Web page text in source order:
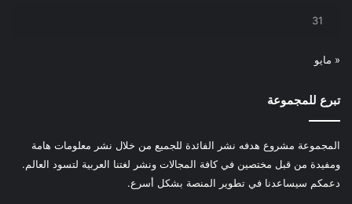
31
« مايو
تبرع للمجموعة
المجموعة مشروع هدفه نشر الفائدة للجميع من خلال نشر معلومات هامة
ومفيدة من قبل مختصين في كافة المجالات ونشر لغتنا العربية لتسود العالم.
دعمكم سيساعدنا في تطوير المنصة بشكل أسرع.